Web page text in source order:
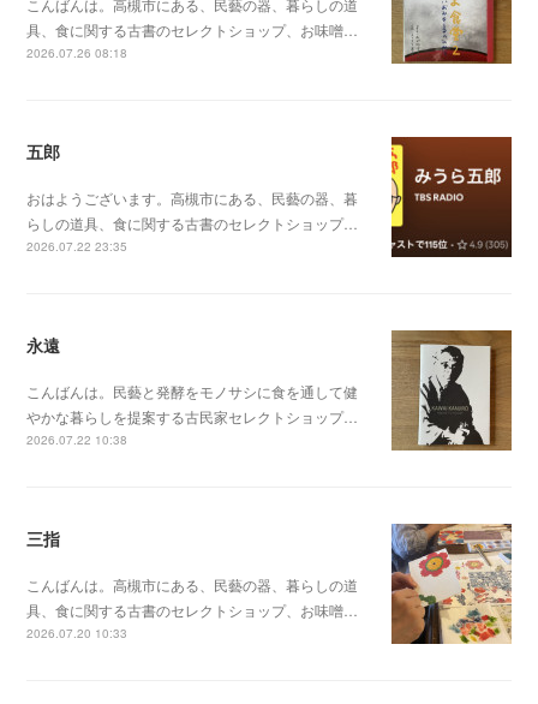
こんばんは。高槻市にある、民藝の器、暮らしの道
具、食に関する古書のセレクトショップ、お味噌…
2026.07.26 08:18
五郎
おはようございます。高槻市にある、民藝の器、暮
らしの道具、食に関する古書のセレクトショップ…
2026.07.22 23:35
永遠
こんばんは。民藝と発酵をモノサシに食を通して健
やかな暮らしを提案する古民家セレクトショップ…
2026.07.22 10:38
三指
こんばんは。高槻市にある、民藝の器、暮らしの道
具、食に関する古書のセレクトショップ、お味噌…
2026.07.20 10:33